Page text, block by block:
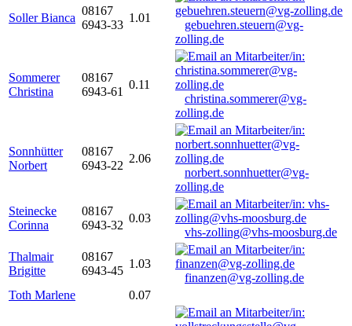
Soller Bianca
08167
6943-33
1.01
gebuehren.steuern@vg-
zolling.de
Sommerer
Christina
08167
6943-61
0.11
christina.sommerer@vg-
zolling.de
Sonnhütter
Norbert
08167
6943-22
2.06
norbert.sonnhuetter@vg-
zolling.de
Steinecke
Corinna
08167
6943-32
0.03
vhs-zolling@vhs-moosburg.de
Thalmair
Brigitte
08167
6943-45
1.03
finanzen@vg-zolling.de
Toth Marlene
0.07